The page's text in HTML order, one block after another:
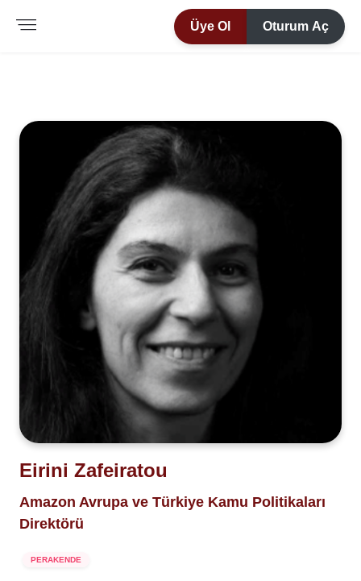
Üye Ol Oturum Aç
Eirini Zafeiratou
Amazon Avrupa ve Türkiye Kamu Politikaları
Direktörü
PERAKENDE